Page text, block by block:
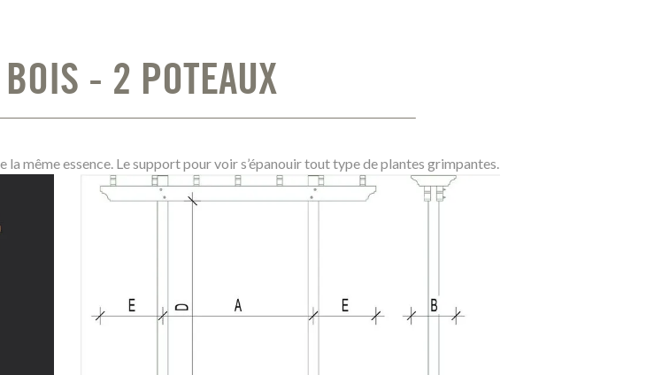
- 2 POTEAUX
même essence. Le support pour voir s’épanouir tout type de plantes grimpantes.